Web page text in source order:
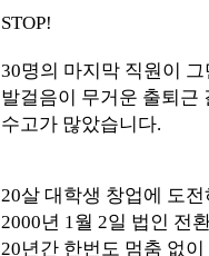
STOP!
30명의 마지막 직원이
발걸음이 무거운 출퇴근
수고가 많았습니다.
20살 대학생 창업에 도
2000년 1월 2일 법인 전
20년간 한번도 멈춤 없